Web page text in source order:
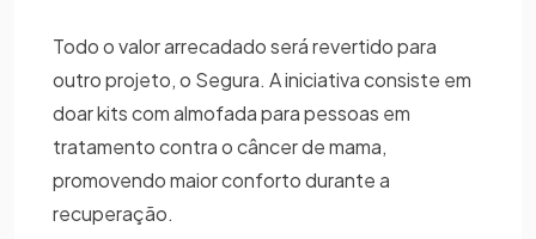
Todo o valor arrecadado será revertido para
outro projeto, o Segura. A iniciativa consiste em
doar kits com almofada para pessoas em
tratamento contra o câncer de mama,
promovendo maior conforto durante a
recuperação.